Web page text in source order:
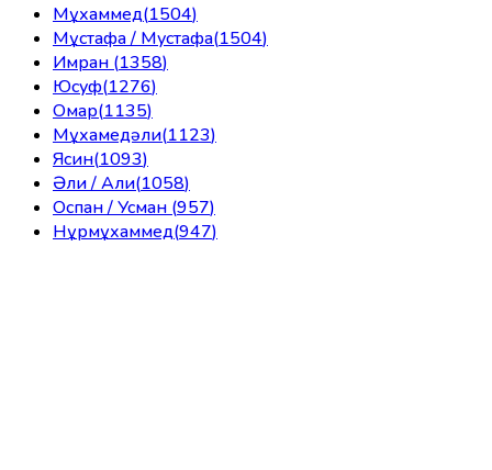
Мұхаммед(1504)
Мұстафа / Мустафа(1504)
Имран (1358)
Юсуф(1276)
Омар(1135)
Мұхамедәли(1123)
Ясин(1093)
Әли / Али(1058)
Оспан / Усман (957)
Нұрмұхаммед(947)